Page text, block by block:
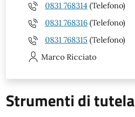
0831 768314 (Telefono)
0831 768316 (Telefono)
0831 768315 (Telefono)
Marco Ricciato
Strumenti di tutela